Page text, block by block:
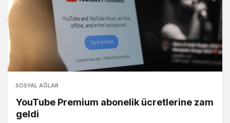
SOSYAL AĞLAR
YouTube Premium abonelik ücretlerine zam
geldi